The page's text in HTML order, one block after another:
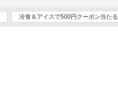
冷食＆アイスで500円クーポン当たる